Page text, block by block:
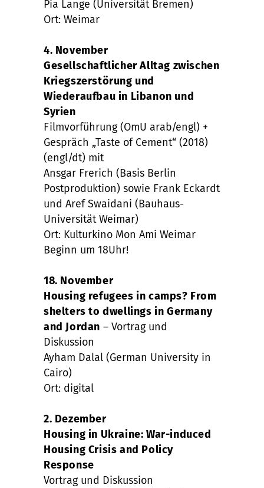
Pia Lange (Universität Bremen)
Ort: Weimar
4. November
Gesellschaftlicher Alltag zwischen
Kriegszerstörung und
Wiederaufbau in Libanon und
Syrien
Filmvorführung (OmU arab/engl) +
Gespräch „Taste of Cement“ (2018)
(engl/dt) mit
Ansgar Frerich (Basis Berlin
Postproduktion) sowie Frank Eckardt
und Aref Swaidani (Bauhaus-
Universität Weimar)
Ort: Kulturkino Mon Ami Weimar
Beginn um 18Uhr!
18. November
Housing refugees in camps? From
shelters to dwellings in Germany
and Jordan – Vortrag und
Diskussion
Ayham Dalal (German University in
Cairo)
Ort: digital
2. Dezember
Housing in Ukraine: War-induced
Housing Crisis and Policy
Response
Vortrag und Diskussion